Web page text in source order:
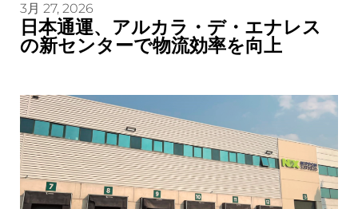
3月 27, 2026
日本通運、アルカラ・デ・エナレス
の新センターで物流効率を向上